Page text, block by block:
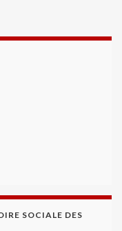
SOCIALE DES